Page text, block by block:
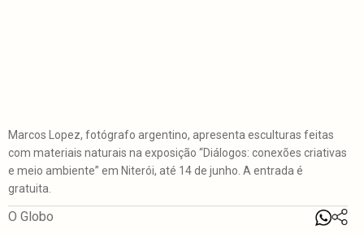
Marcos Lopez, fotógrafo argentino, apresenta esculturas feitas
com materiais naturais na exposição “Diálogos: conexões criativas
e meio ambiente” em Niterói, até 14 de junho. A entrada é
gratuita.
O Globo